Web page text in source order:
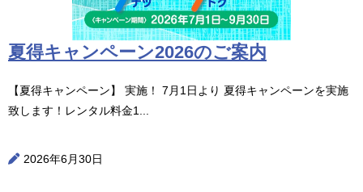
夏得キャンペーン2026のご案内
【夏得キャンペーン】 実施！ 7月1日より 夏得キャンペーンを実施
致します！レンタル料金1...
2026年6月30日